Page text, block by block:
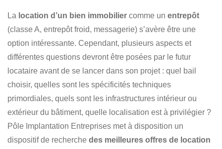
La location d’un bien immobilier comme un entrepôt
(classe A, entrepôt froid, messagerie) s’avère être une
option intéressante. Cependant, plusieurs aspects et
différentes questions devront être posées par le futur
locataire avant de se lancer dans son projet : quel bail
choisir, quelles sont les spécificités techniques
primordiales, quels sont les infrastructures intérieur ou
extérieur du bâtiment, quelle localisation est à privilégier ?
Pôle Implantation Entreprises met à disposition un
dispositif de recherche des meilleures offres de location